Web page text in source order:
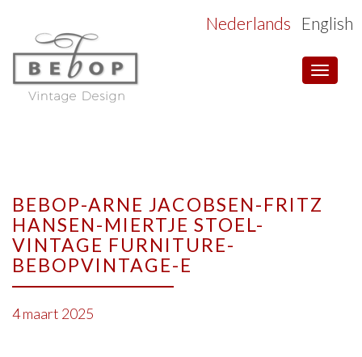
Toggle
Nederlands English
BEBOP-ARNE JACOBSEN-FRITZ
HANSEN-MIERTJE STOEL-
VINTAGE FURNITURE-
BEBOPVINTAGE-E
4 maart 2025